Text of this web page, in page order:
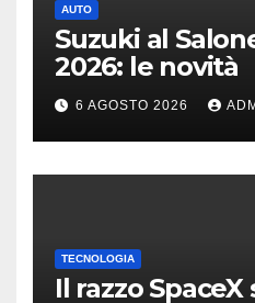
AUTO
Suzuki al
2026: le novità
6 AGOSTO 2026
TECNOLOGIA
Il razzo